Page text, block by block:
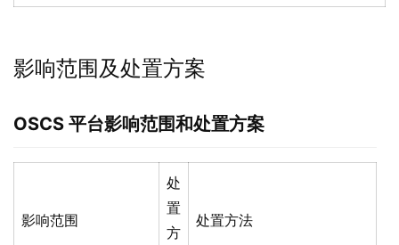
影响范围及处置方案
OSCS 平台影响范围和处置方案
影响范围
处
置
方
处置方法